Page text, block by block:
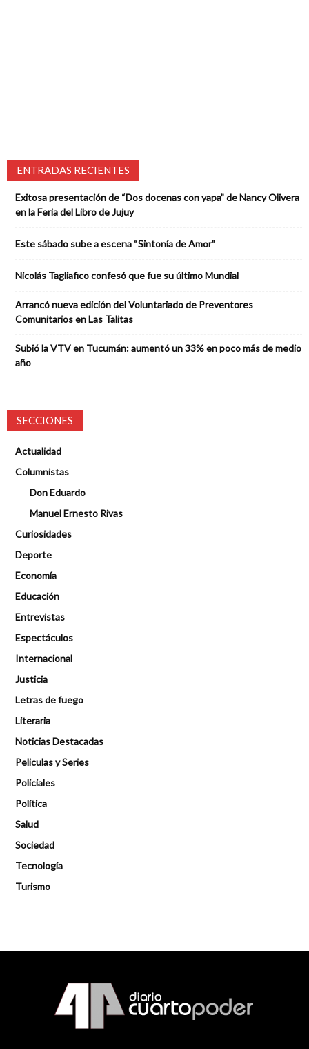
ENTRADAS RECIENTES
Exitosa presentación de “Dos docenas con yapa” de Nancy Olivera
en la Feria del Libro de Jujuy
Este sábado sube a escena “Sintonía de Amor”
Nicolás Tagliafico confesó que fue su último Mundial
Arrancó nueva edición del Voluntariado de Preventores
Comunitarios en Las Talitas
Subió la VTV en Tucumán: aumentó un 33% en poco más de medio
año
SECCIONES
Actualidad
Columnistas
Don Eduardo
Manuel Ernesto Rivas
Curiosidades
Deporte
Economía
Educación
Entrevistas
Espectáculos
Internacional
Justicia
Letras de fuego
Literaria
Noticias Destacadas
Peliculas y Series
Policiales
Política
Salud
Sociedad
Tecnología
Turismo